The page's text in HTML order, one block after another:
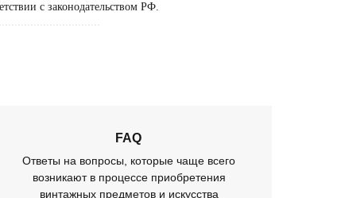
с законодательством РФ.
FAQ
Ответы на вопросы, которые чаще всего
возникают в процессе приобретения
винтажных предметов и искусства